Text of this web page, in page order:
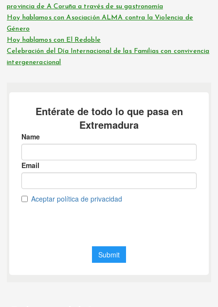
provincia de A Coruña a través de su gastronomía
Hoy hablamos con Asociación ALMA contra la Violencia de
Género
Hoy hablamos con El Redoble
Celebración del Día Internacional de las Familias con convivencia
intergeneracional